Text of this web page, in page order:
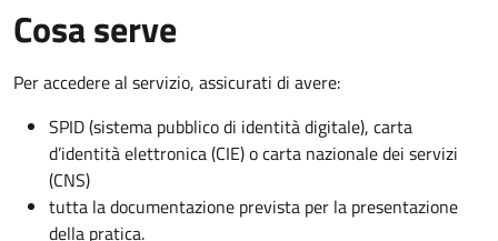
Cosa serve
Per accedere al servizio, assicurati di avere:
SPID (sistema pubblico di identità digitale), carta
d’identità elettronica (CIE) o carta nazionale dei servizi
(CNS)
tutta la documentazione prevista per la presentazione
della pratica.